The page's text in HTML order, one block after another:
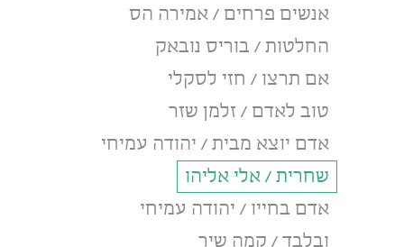
אנשים פרחים / אמירה הס
החלטות / בוריס נובאק
אם תרצו / חזי לסקלי
טוב לאדם / זלמן שזר
אדם יוצא מבית / יהודה עמיחי
שחרית / אלי אליהו
אדם בחייו / יהודה עמיחי
ובלבד / קמה שיר